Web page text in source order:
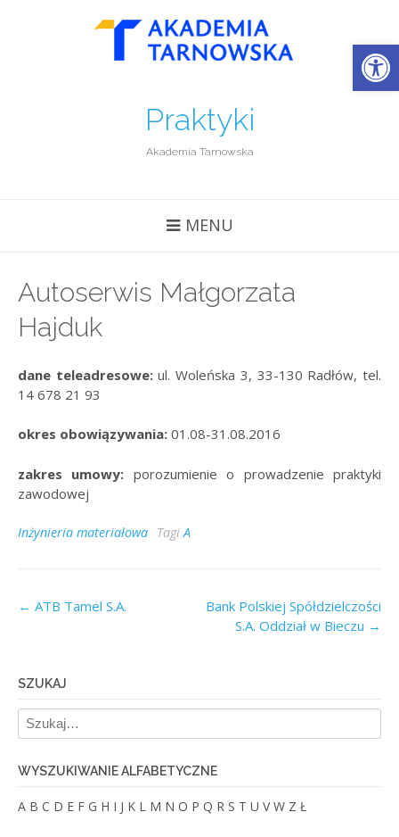
Praktyki
Akademia Tarnowska
MENU
Autoserwis Małgorzata
Hajduk
dane teleadresowe:ul. Woleńska 3, 33-130 Radłów, tel.
14 678 21 93
okres obowiązywania: 01.08-31.08.2016
zakres umowy: porozumienie o prowadzenie praktyki
zawodowej
Inżynieria materiałowa TagiA
Post
← ATB Tamel S.A.
Bank Polskiej Spółdzielczości
S.A. Oddział w Bieczu →
SZUKAJ
WYSZUKIWANIE ALFABETYCZNE
A B C D E F G H I J K L M N O P Q R S T U V W Z Ł